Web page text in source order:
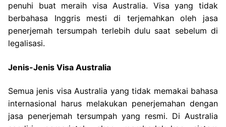
penuhi buat meraih visa Australia. Visa yang tidak
berbahasa Inggris mesti di terjemahkan oleh jasa
penerjemah tersumpah terlebih dulu saat sebelum di
legalisasi.
Jenis-Jenis Visa Australia
Semua jenis visa Australia yang tidak memakai bahasa
internasional harus melakukan penerjemahan dengan
jasa penerjemah tersumpah yang resmi. Di Australia